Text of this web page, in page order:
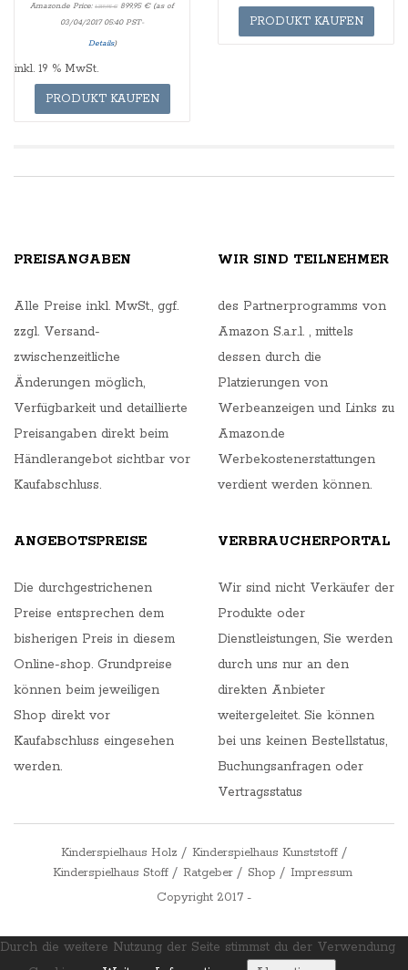
Amazon.de Price: 1.319,95€ 899,95 €(as of
03/04/2017 05:40 PST-
Details)
inkl. 19 % MwSt.
PRODUKT KAUFEN
PRODUKT KAUFEN
PREISANGABEN
Alle Preise inkl. MwSt., ggf.
zzgl. Versand-
zwischenzeitliche
Änderungen möglich,
Verfügbarkeit und detaillierte
Preisangaben direkt beim
Händlerangebot sichtbar vor
Kaufabschluss.
WIR SIND TEILNEHMER
des Partnerprogramms von
Amazon S.a.r.l. , mittels
dessen durch die
Platzierungen von
Werbeanzeigen und Links zu
Amazon.de
Werbekostenerstattungen
verdient werden können.
ANGEBOTSPREISE
Die durchgestrichenen
Preise entsprechen dem
bisherigen Preis in diesem
Online-shop. Grundpreise
können beim jeweiligen
Shop direkt vor
Kaufabschluss eingesehen
werden.
VERBRAUCHERPORTAL
Wir sind nicht Verkäufer der
Produkte oder
Dienstleistungen, Sie werden
durch uns nur an den
direkten Anbieter
weitergeleitet. Sie können
bei uns keinen Bestellstatus,
Buchungsanfragen oder
Vertragsstatus
Kinderspielhaus Holz
Kinderspielhaus Kunststoff
Kinderspielhaus Stoff
Ratgeber Shop
Impressum
Copyright 2017 -
Durch die weitere Nutzung der Seite stimmst du der Verwendung